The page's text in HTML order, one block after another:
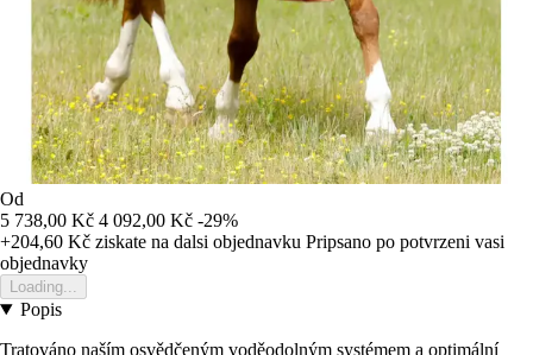
Od
5 738,00 Kč 4 092,00 Kč -29%
+204,60 Kč ziskate na dalsi objednavku Pripsano po potvrzeni vasi
objednavky
Loading...
Popis
Tratováno naším osvědčeným voděodolným systémem a optimální